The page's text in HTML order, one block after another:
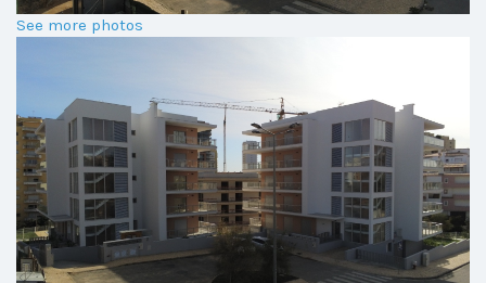
See more photos